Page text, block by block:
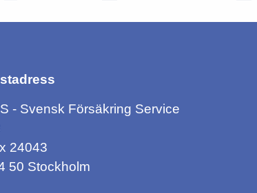
- Svensk Försäkring Service
24043
50 Stockholm